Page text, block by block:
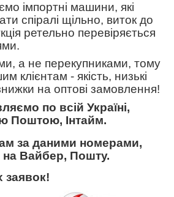
імпортні машини, які
спіралі щільно, виток до
ретельно перевіряється
а не перекупниками, тому
клієнтам - якість, низькі
на оптові замовлення!
по всій Україні,
Поштою, Інтайм.
за даними номерами,
на Вайбер, Пошту.